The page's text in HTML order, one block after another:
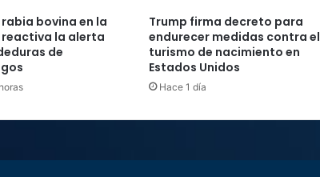
bovina en la
reactiva la alerta
de
Trump firma decreto para
endurecer medidas contra el
turismo de nacimiento en
Estados Unidos
Hace 1 día